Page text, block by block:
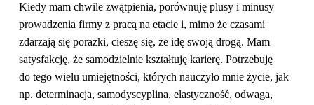
Kiedy mam chwile zwątpienia, porównuję plusy i minusy
prowadzenia firmy z pracą na etacie i, mimo że czasami
zdarzają się porażki, cieszę się, że idę swoją drogą. Mam
satysfakcję, że samodzielnie kształtuję karierę. Potrzebuję
do tego wielu umiejętności, których nauczyło mnie życie, jak
np. determinacja, samodyscyplina, elastyczność, odwaga,